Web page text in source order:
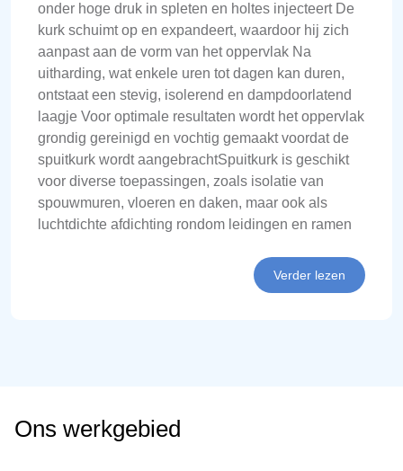
onder hoge druk in spleten en holtes injecteert De
kurk schuimt op en expandeert, waardoor hij zich
aanpast aan de vorm van het oppervlak Na
uitharding, wat enkele uren tot dagen kan duren,
ontstaat een stevig, isolerend en dampdoorlatend
laagje Voor optimale resultaten wordt het oppervlak
grondig gereinigd en vochtig gemaakt voordat de
spuitkurk wordt aangebrachtSpuitkurk is geschikt
voor diverse toepassingen, zoals isolatie van
spouwmuren, vloeren en daken, maar ook als
luchtdichte afdichting rondom leidingen en ramen
Verder lezen
Ons werkgebied